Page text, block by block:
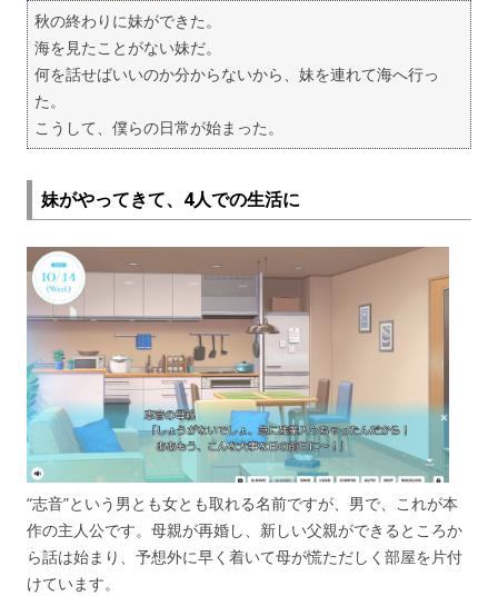
秋の終わりに妹ができた。
海を見たことがない妹だ。
何を話せばいいのか分からないから、妹を連れて海へ行っ
た。
こうして、僕らの日常が始まった。
妹がやってきて、4人での生活に
“志音”という男とも女とも取れる名前ですが、男で、これが本
作の主人公です。母親が再婚し、新しい父親ができるところか
ら話は始まり、予想外に早く着いて母が慌ただしく部屋を片付
けています。